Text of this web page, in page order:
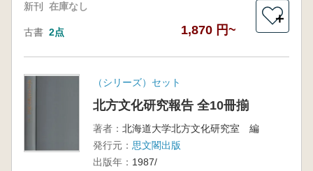
新刊 在庫なし
古書 2点 1,870 円~
＋
（シリーズ）セット
北方文化研究報告 全10冊揃
著者： 北海道大学北方文化研究室 編
発行元： 思文閣出版
出版年： 1987/